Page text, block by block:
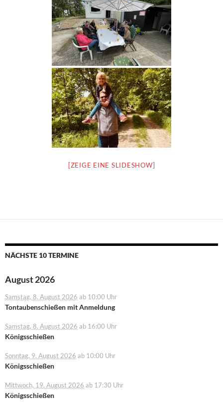
[ZEIGE EINE SLIDESHOW]
NÄCHSTE 10 TERMINE
August 2026
Samstag, 8. August 2026 ab 10:00 Uhr
Tontaubenschießen mit Anmeldung
Samstag, 8. August 2026 ab 16:00 Uhr
Königsschießen
Sonntag, 9. August 2026 ab 10:00 Uhr
Königsschießen
Mittwoch, 19. August 2026 ab 17:30 Uhr
Königsschießen